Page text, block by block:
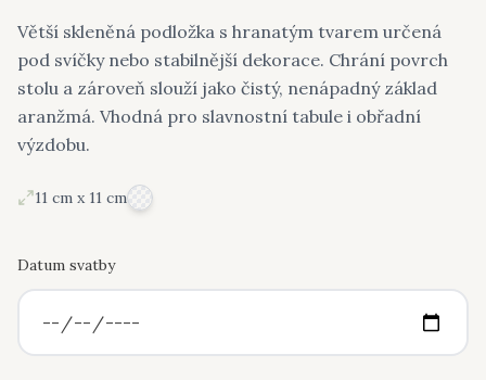
Větší skleněná podložka s hranatým tvarem určená
pod svíčky nebo stabilnější dekorace. Chrání povrch
stolu a zároveň slouží jako čistý, nenápadný základ
aranžmá. Vhodná pro slavnostní tabule i obřadní
výzdobu.
11 cm x 11 cm
Datum svatby